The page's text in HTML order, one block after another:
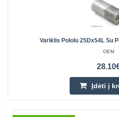
Variklis Pololu 25Dx54L Su
OEM
Įdėti į